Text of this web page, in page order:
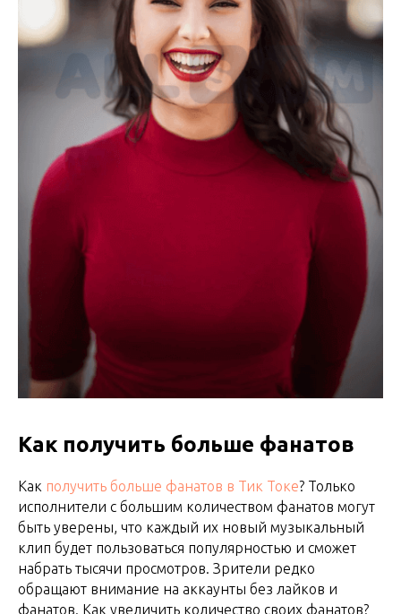
Как получить больше фанатов
Как получить больше фанатов в Тик Токе? Только
исполнители с большим количеством фанатов могут
быть уверены, что каждый их новый музыкальный
клип будет пользоваться популярностью и сможет
набрать тысячи просмотров. Зрители редко
обращают внимание на аккаунты без лайков и
фанатов. Как увеличить количество своих фанатов?